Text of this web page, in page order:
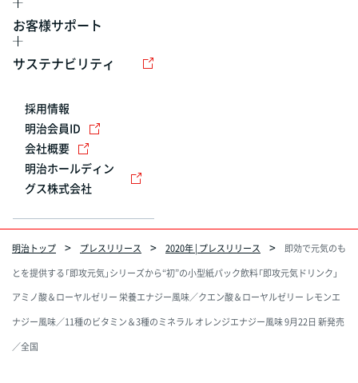
お客様サポート
サステナビリティ
採用情報
明治会員ID
会社概要
明治ホールディン
グス株式会社
明治トップ プレスリリース 2020年 | プレスリリース
即効で元気のも
とを提供する「即攻元気」シリーズから“初”の小型紙パック飲料「即攻元気ドリンク」
アミノ酸＆ローヤルゼリー 栄養エナジー風味／クエン酸＆ローヤルゼリー レモンエ
ナジー風味／11種のビタミン＆3種のミネラル オレンジエナジー風味 9月22日 新発売
／全国